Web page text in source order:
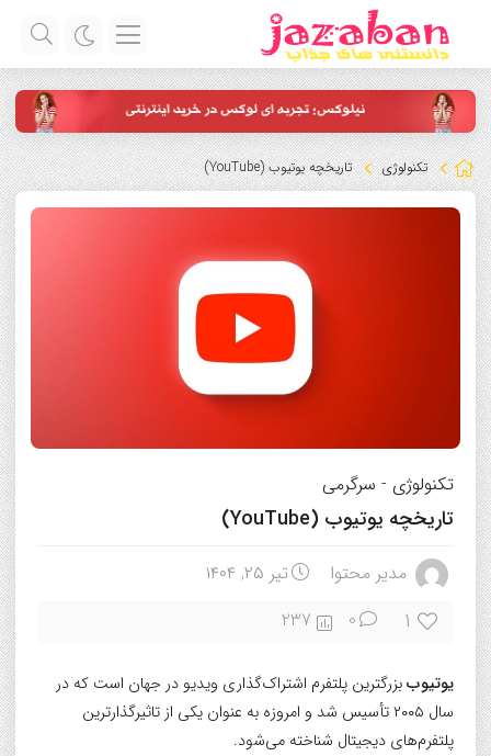
تکنولوژی تاریخچه یوتیوب (YouTube)
تکنولوژی - سرگرمی
تاریخچه یوتیوب (YouTube)
مدیر محتوا تیر ۲۵, ۱۴۰۴
1
0
237
یوتیوببزرگترین پلتفرم اشتراک‌گذاری ویدیو در جهان است که در
سال ۲۰۰۵ تأسیس شد و امروزه به عنوان یکی از تاثیرگذارترین
پلتفرم‌های دیجیتال شناخته می‌شود.